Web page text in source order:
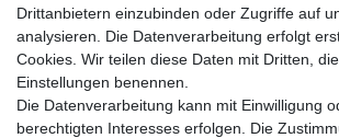
Widerrufs­recht Impressum
AGB Kontakt
Drittanbietern einzubinden oder Zugriffe auf
analysieren. Die Datenverarbeitung erfolgt
Cookies. Wir teilen diese Daten mit Dritten,
Einstellungen benennen.
Die Datenverarbeitung kann mit Einwilligung
berechtigten Interesses erfolgen. Die